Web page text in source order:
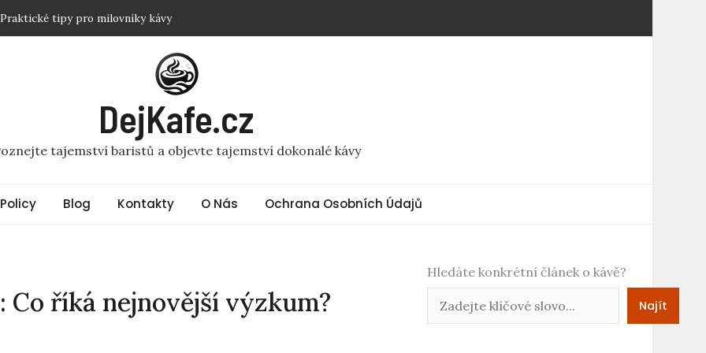
Triky pro klidný spánek
Praktické tipy pro milovníky kávyDejKafe.cz
tajemství baristů a objevte tajemství dokonalé kávy
Blog Kontakty O Nás Ochrana Osobních Údajů
Co říká nejnovější výzkum?
Hledáte konkrétní článek o kávě?
Najít